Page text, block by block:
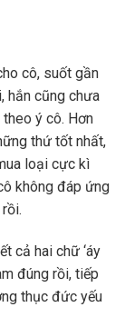
cô, suốt gần
hắn cũng chưa
ý cô. Hơn
thứ tốt nhất,
loại cực kì
không đáp ứng
cả hai chữ ‘áy
đúng rồi, tiếp
thục đức yếu